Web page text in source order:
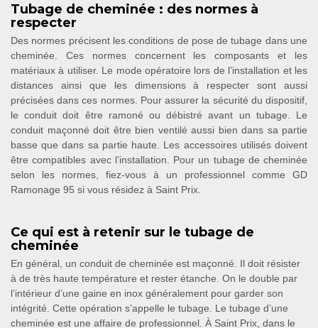
Tubage de cheminée : des normes à
respecter
Des normes précisent les conditions de pose de tubage dans une
cheminée. Ces normes concernent les composants et les
matériaux à utiliser. Le mode opératoire lors de l’installation et les
distances ainsi que les dimensions à respecter sont aussi
précisées dans ces normes. Pour assurer la sécurité du dispositif,
le conduit doit être ramoné ou débistré avant un tubage. Le
conduit maçonné doit être bien ventilé aussi bien dans sa partie
basse que dans sa partie haute. Les accessoires utilisés doivent
être compatibles avec l’installation. Pour un tubage de cheminée
selon les normes, fiez-vous à un professionnel comme GD
Ramonage 95 si vous résidez à Saint Prix.
Ce qui est à retenir sur le tubage de
cheminée
En général, un conduit de cheminée est maçonné. Il doit résister
à de très haute température et rester étanche. On le double par
l’intérieur d’une gaine en inox généralement pour garder son
intégrité. Cette opération s’appelle le tubage. Le tubage d’une
cheminée est une affaire de professionnel. À Saint Prix, dans le